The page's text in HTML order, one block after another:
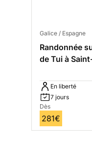
Galice / Espagne
Randonnée
de Tui à
En liberté
7 jours
Dès
281€